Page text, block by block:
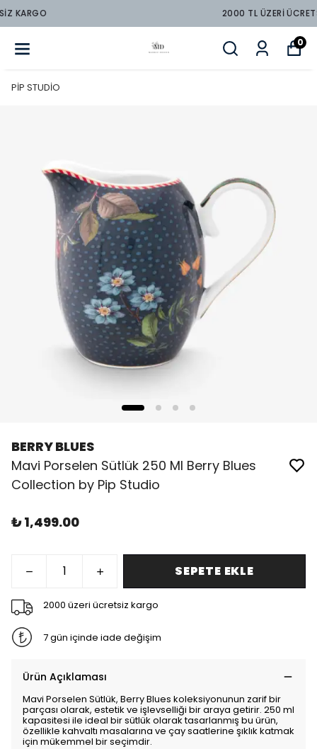
2000 TL ÜZERİ ÜCRETSİZ KARGO
0
PİP STUDİO
BERRY BLUES
Mavi Porselen Sütlük 250 Ml Berry Blues
Collection by Pip Studio
₺ 1,499.00
SEPETE EKLE
2000 üzeri ücretsiz kargo
7 gün içinde iade değişim
Ürün Açıklaması
Mavi Porselen Sütlük, Berry Blues koleksiyonunun zarif bir
parçası olarak, estetik ve işlevselliği bir araya getirir. 250 ml
kapasitesi ile ideal bir sütlük olarak tasarlanmış bu ürün,
özellikle kahvaltı masalarına ve çay saatlerine şıklık katmak
için mükemmel bir seçimdir.